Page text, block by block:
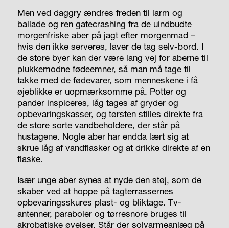
Men ved daggry ændres freden til larm og
ballade og ren gatecrashing fra de uindbudte
morgenfriske aber på jagt efter morgenmad –
hvis den ikke serveres, laver de tag selv-bord. I
de store byer kan der være lang vej for aberne til
plukkemodne fødeemner, så man må tage til
takke med de fødevarer, som menneskene i få
øjeblikke er uopmærksomme på. Potter og
pander inspiceres, låg tages af gryder og
opbevaringskasser, og tørsten stilles direkte fra
de store sorte vandbeholdere, der står på
hustagene. Nogle aber har endda lært sig at
skrue låg af vandflasker og at drikke direkte af en
flaske.
Især unge aber synes at nyde den støj, som de
skaber ved at hoppe på tagterrassernes
opbevaringsskures plast- og bliktage. Tv-
antenner, paraboler og tørresnore bruges til
akrobatiske øvelser. Står der solvarmeanlæg på